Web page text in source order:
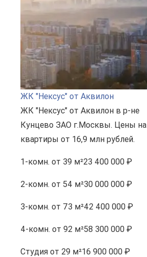
ЖК "Нексус" от Аквилон
ЖК "Нексус" от Аквилон в р-не
Кунцево ЗАО г.Москвы. Цены на
квартиры от 16,9 млн рублей.
1-комн. от 39 м²23 400 000 ₽
2-комн. от 54 м²30 000 000 ₽
3-комн. от 73 м²42 400 000 ₽
4-комн. от 92 м²58 300 000 ₽
Студия от 29 м²16 900 000 ₽